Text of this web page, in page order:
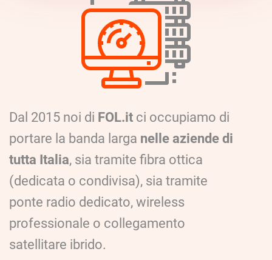
Dal 2015 noi di FOL.it ci occupiamo di
portare la banda larga nelle aziende di
tutta Italia, sia tramite fibra ottica
(dedicata o condivisa), sia tramite
ponte radio dedicato, wireless
professionale o collegamento
satellitare ibrido.